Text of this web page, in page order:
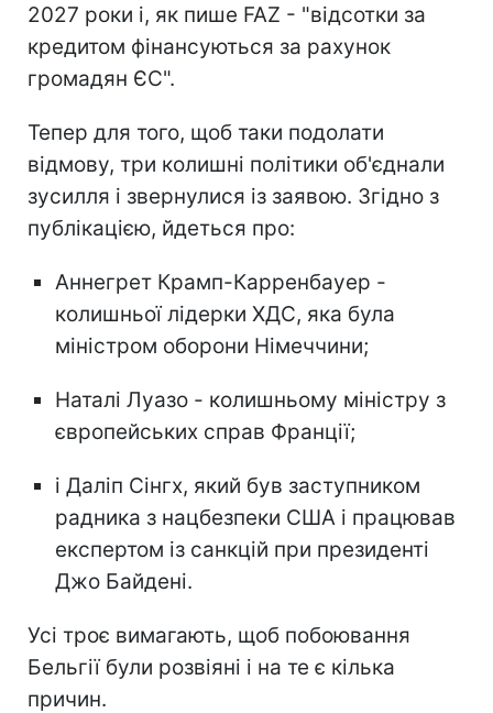
2027 роки і, як пише FAZ - "відсотки за
кредитом фінансуються за рахунок
громадян ЄС".
Тепер для того, щоб таки подолати
відмову, три колишні політики об'єднали
зусилля і звернулися із заявою. Згідно з
публікацією, йдеться про:
Аннегрет Крамп-Карренбауер -
колишньої лідерки ХДС, яка була
міністром оборони Німеччини;
Наталі Луазо - колишньому міністру з
європейських справ Франції;
і Даліп Сінгх, який був заступником
радника з нацбезпеки США і працював
експертом із санкцій при президенті
Джо Байдені.
Усі троє вимагають, щоб побоювання
Бельгії були розвіяні і на те є кілька
причин.